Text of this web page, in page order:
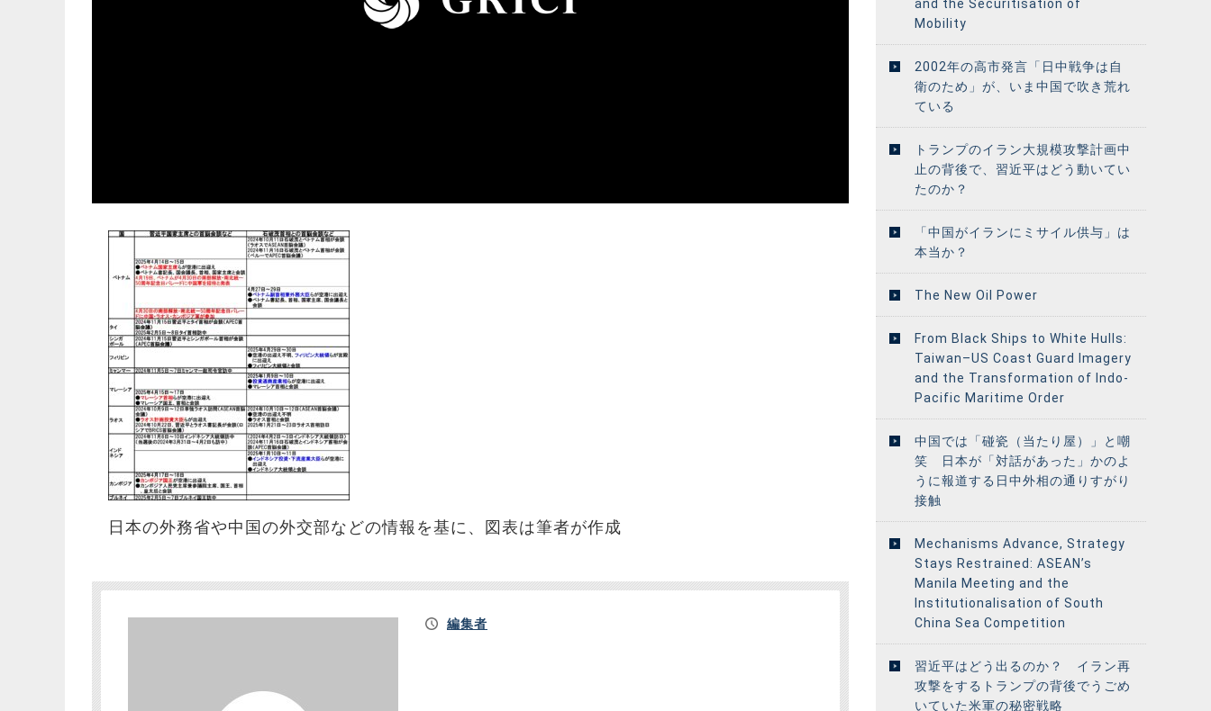
日本の外務省や中国の外交部などの情報を基に、図表は筆者が作成
編集者
and the Securitisation of
Mobility
2002年の高市発言「日中戦争は自
衛のため」が、いま中国で吹き荒れ
ている
トランプのイラン大規模攻撃計画中
止の背後で、習近平はどう動いてい
たのか？
「中国がイランにミサイル供与」は
本当か？
The New Oil Power
From Black Ships to White Hulls:
Taiwan–US Coast Guard Imagery
and the Transformation of Indo-
Pacific Maritime Order
中国では「碰瓷（当たり屋）」と嘲
笑 日本が「対話があった」かのよ
うに報道する日中外相の通りすがり
接触
Mechanisms Advance, Strategy
Stays Restrained: ASEAN’s
Manila Meeting and the
Institutionalisation of South
China Sea Competition
習近平はどう出るのか？ イラン再
攻撃をするトランプの背後でうごめ
いていた米軍の秘密戦略